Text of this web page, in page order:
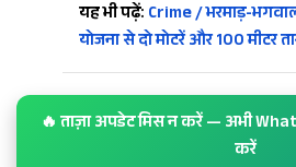
यह भी पढ़ें: Crime / भरमाड़-
योजना से दो मोटरें और 100 मीटर
🔥 ताज़ा अपडेट मिस न करें — अभी
करें